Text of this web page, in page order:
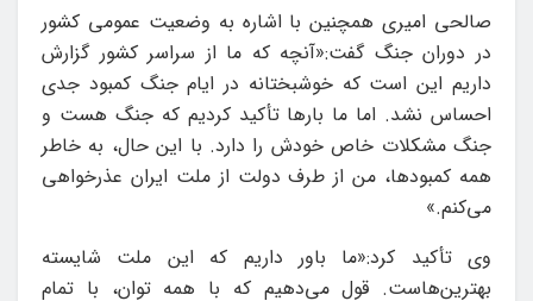
صالحی امیری همچنین با اشاره به وضعیت عمومی کشور
در دوران جنگ گفت:«آنچه که ما از سراسر کشور گزارش
داریم این است که خوشبختانه در ایام جنگ کمبود جدی
احساس نشد. اما ما بارها تأکید کردیم که جنگ هست و
جنگ مشکلات خاص خودش را دارد. با این حال، به خاطر
همه کمبودها، من از طرف دولت از ملت ایران عذرخواهی
می‌کنم.»
وی تأکید کرد:«ما باور داریم که این ملت شایسته
بهترین‌هاست. قول می‌دهیم که با همه توان، با تمام